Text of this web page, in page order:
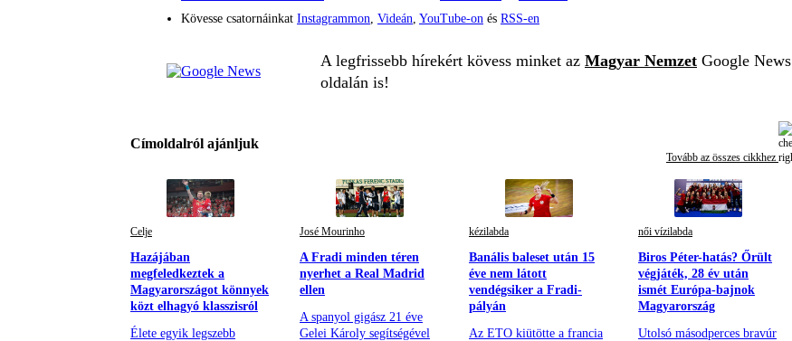
Kövesse csatornáinkat Instagrammon, Videán, YouTube-on és RSS-en
A legfrissebb hírekért kövess minket az Magyar Nemzet Google News
oldalán is!
Címoldalról ajánljuk
Tovább az összes cikkhez
Celje
Hazájában
megfeledkeztek a
Magyarországot könnyek
közt elhagyó klasszisról
Élete egyik legszebb
José Mourinho
A Fradi minden téren
nyerhet a Real Madrid
ellen
A spanyol gigász 21 éve
Gelei Károly segítségével
kézilabda
Banális baleset után 15
éve nem látott
vendégsiker a Fradi-
pályán
Az ETO kiütötte a francia
női vízilabda
Biros Péter-hatás? Őrült
végjáték, 28 év után
ismét Európa-bajnok
Magyarország
Utolsó másodperces bravúr